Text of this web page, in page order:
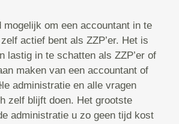
mogelijk om een accountant in te
actief bent als ZZP’er. Het is
lastig in te schatten als ZZP’er of
maken van een accountant of
administratie en alle vragen
zelf blijft doen. Het grootste
administratie u zo geen tijd kost